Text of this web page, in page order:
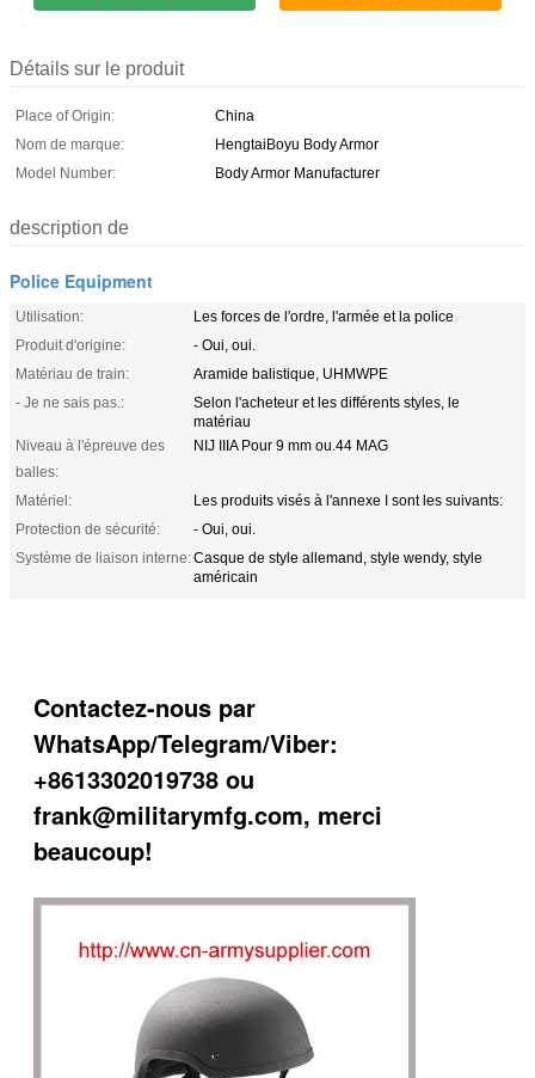
Détails sur le produit
Place of Origin:
China
Nom de marque:
HengtaiBoyu Body Armor
Model Number:
Body Armor Manufacturer
description de
Police Equipment
Utilisation:
Les forces de l'ordre, l'armée et la police
Produit d'origine:
- Oui, oui.
Matériau de train:
Aramide balistique, UHMWPE
- Je ne sais pas.:
Selon l'acheteur et les différents styles, le
matériau
Niveau à l'épreuve des
balles:
NIJ IIIA Pour 9 mm ou.44 MAG
Matériel:
Les produits visés à l'annexe I sont les suivants:
Protection de sécurité:
- Oui, oui.
Système de liaison interne:Casque de style allemand, style wendy, style
américain
Contactez-nous par
WhatsApp/Telegram/Viber:
+8613302019738 ou
frank@militarymfg.com, merci
beaucoup!